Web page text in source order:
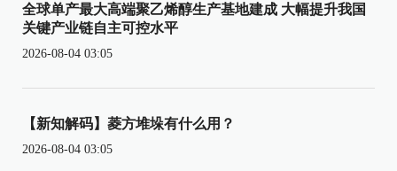
全球单产最大高端聚乙烯醇生产基地建成 大幅提升我国
关键产业链自主可控水平
2026-08-04 03:05
【新知解码】菱方堆垛有什么用？
2026-08-04 03:05